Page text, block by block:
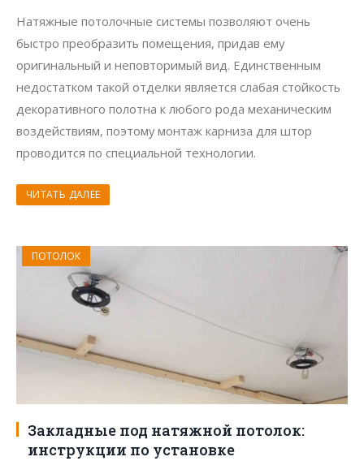
Натяжные потолочные системы позволяют очень
быстро преобразить помещения, придав ему
оригинальный и неповторимый вид. Единственным
недостатком такой отделки является слабая стойкость
декоративного полотна к любого рода механическим
воздействиям, поэтому монтаж карниза для штор
проводится по специальной технологии.
ЧИТАТЬ ДАЛЕЕ
ПОТОЛОК
Закладные под натяжной потолок:
инструкции по установке